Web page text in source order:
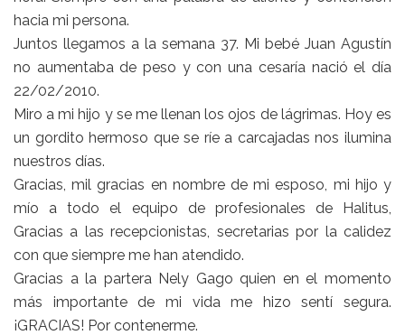
hacia mi persona.
Juntos llegamos a la semana 37. Mi bebé Juan Agustín
no aumentaba de peso y con una cesaría nació el día
22/02/2010.
Miro a mi hijo y se me llenan los ojos de lágrimas. Hoy es
un gordito hermoso que se ríe a carcajadas nos ilumina
nuestros días.
Gracias, mil gracias en nombre de mi esposo, mi hijo y
mío a todo el equipo de profesionales de Halitus,
Gracias a las recepcionistas, secretarias por la calidez
con que siempre me han atendido.
Gracias a la partera Nely Gagoquien en el momento
más importante de mi vida me hizo sentí segura.
¡GRACIAS! Por contenerme.